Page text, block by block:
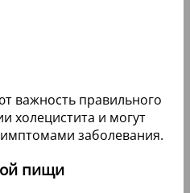
важность правильного
холецистита и могут
заболевания.
пищи